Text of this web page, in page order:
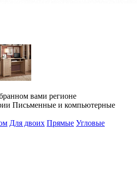
вами регионе
Письменные и компьютерные
Для двоих Прямые Угловые